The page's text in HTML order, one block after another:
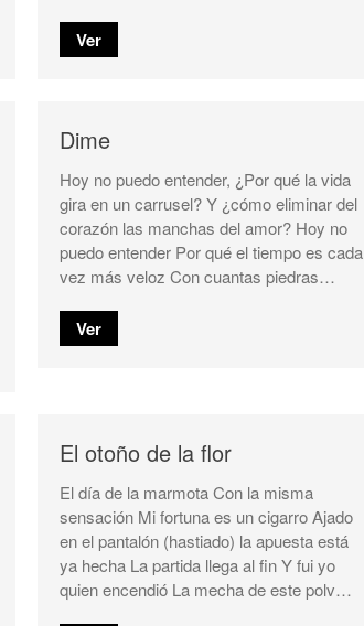
Ver
Dime
Hoy no puedo entender, ¿Por qué la vida
gira en un carrusel? Y ¿cómo eliminar del
corazón las manchas del amor? Hoy no
puedo entender Por qué el tiempo es cada
vez más veloz Con cuantas piedras…
Ver
El otoño de la flor
El día de la marmota Con la misma
sensación Mi fortuna es un cigarro Ajado
en el pantalón (hastiado) la apuesta está
ya hecha La partida llega al fin Y fui yo
quien encendió La mecha de este polv…